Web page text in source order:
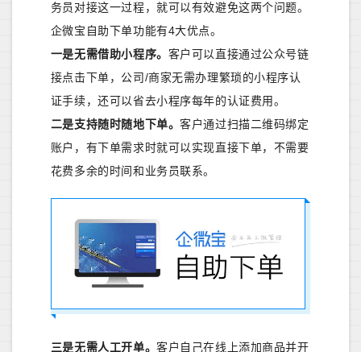
务员对接这一过程，就可以有效避免这两个问题。
企微宝自助下单功能有4大优点。
一是无需借助小程序。 客户可以直接通过公众号链
接点击下单，公司/商家无需办理繁琐的小程序认
证手续，还可以省去小程序每年的认证费用。
二是支持随时随地下单。客户通过扫描二维码绑定
账户，有下单需求时就可以实现直接下单，不需要
花费多余的时间和业务员联系。
三是无需人工开单。客户自己在线上添加商品并开